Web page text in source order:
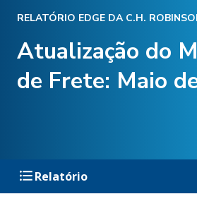
RELATÓRIO EDGE DA C.H.
Atualização do
de Frete: Maio
Relatório